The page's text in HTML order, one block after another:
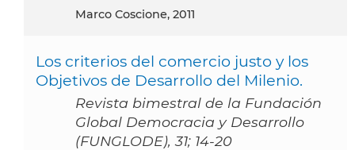
Marco Coscione, 2011
Los criterios del comercio justo y los
Objetivos de Desarrollo del Milenio.
Revista bimestral de la Fundación
Global Democracia y Desarrollo
(FUNGLODE), 31; 14-20